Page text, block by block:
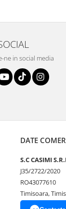
ne in social media
DATE
S.C CASIMI
J35/2722/2020
RO43077610
Timisoara, Timis